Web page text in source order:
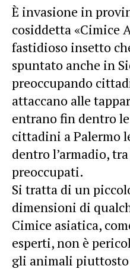
È invasione in
cosiddetta «Cimice
fastidioso insetto
spuntato anche in
preoccupando
attaccano alle
entrano fin dentro
cittadini a Palermo
dentro l’armadio,
preoccupati.
Si tratta di un
dimensioni di
Cimice asiatica,
esperti, non è
gli animali piuttosto